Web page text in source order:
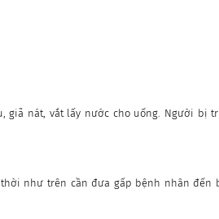
nát, vắt lấy nước cho uống. Người bị
như trên cần đưa gấp bệnh nhân đến